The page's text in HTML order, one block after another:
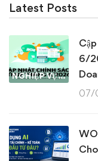
Latest Posts
NGHIỆP VỤ KẾ TOÁN & THUẾ
6/
07/